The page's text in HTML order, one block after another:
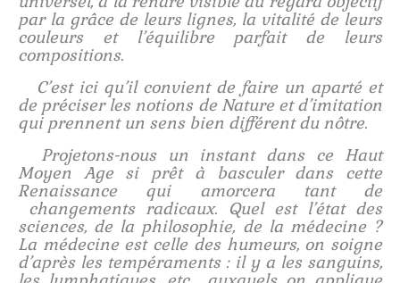
par la grâce de leurs lignes, la vitalité de leurs
couleurs et l’équilibre parfait de leurs
compositions.
C’est ici qu’il convient de faire un aparté et
de préciser les notions de Nature et d’imitation
qui prennent un sens bien différent du nôtre.
Projetons-nous un instant dans ce Haut
Moyen Age si prêt à basculer dans cette
Renaissance qui amorcera tant de
changements radicaux. Quel est l’état des
sciences, de la philosophie, de la médecine ?
La médecine est celle des humeurs, on soigne
d’après les tempéraments : il y a les sanguins,